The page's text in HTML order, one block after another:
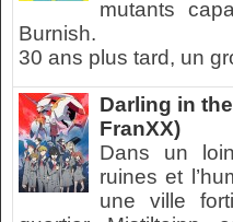
mutants
Burnish.
30 ans plus tard, un
Darling in
FranXX)
Dans un
ruines et
une ville